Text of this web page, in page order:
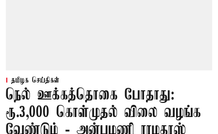
தமிழக செய்திகள்
நெல் ஊக்கத்தொகை போதாது:
ரூ.3,000 கொள்முதல் விலை வழங்க
வேண்டும் - அன்புமணி ராமதாஸ்